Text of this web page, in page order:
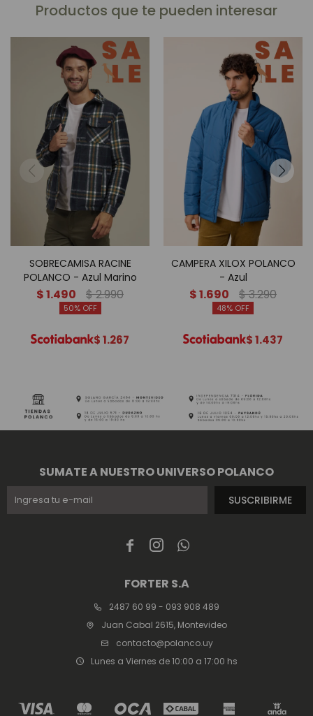
Productos que te pueden interesar
SOBRECAMISA RACINE
POLANCO - Azul Marino
$1.490 $2.990
50
$1.267
CAMPERA XILOX POLANCO
- Azul
$1.690 $3.290
48
$1.437
  
FORTER S.A
2487 60 99 - 093 908 489
Juan Cabal 2615, Montevideo
contacto@polanco.uy
Lunes a Viernes de 10:00 a 17:00 hs
SUMATE A NUESTRO UNIVERSO POLANCO
SUSCRIBIRME